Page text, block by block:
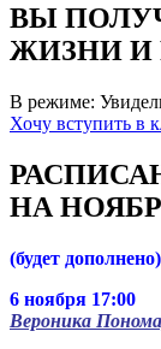
ВЫ
ЖИЗНИ И
В режиме:
Хочу вступить в
НА
(будет дополнено)
6 ноября 17:00
Вероника